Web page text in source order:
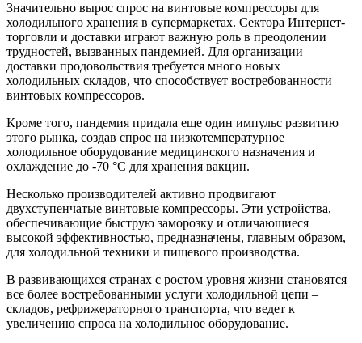
Значительно вырос спрос на винтовые компрессоры для
холодильного хранения в супермаркетах. Сектора Интернет-
торговли и доставки играют важную роль в преодолении
трудностей, вызванных пандемией. Для организации
доставки продовольствия требуется много новых
холодильных складов, что способствует востребованности
винтовых компрессоров.
Кроме того, пандемия придала еще один импульс развитию
этого рынка, создав спрос на низкотемпературное
холодильное оборудование медицинского назначения и
охлаждение до -70 °C для хранения вакцин.
Несколько производителей активно продвигают
двухступенчатые винтовые компрессоры. Эти устройства,
обеспечивающие быструю заморозку и отличающиеся
высокой эффективностью, предназначены, главным образом,
для холодильной техники и пищевого производства.
В развивающихся странах с ростом уровня жизни становятся
все более востребованными услуги холодильной цепи –
складов, рефрижераторного транспорта, что ведет к
увеличению спроса на холодильное оборудование.